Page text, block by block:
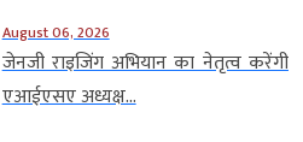
August 06, 2026
जेनजी राइजिंग अभियान का नेतृत्व करेंगी
एआईएसए अध्यक्ष...